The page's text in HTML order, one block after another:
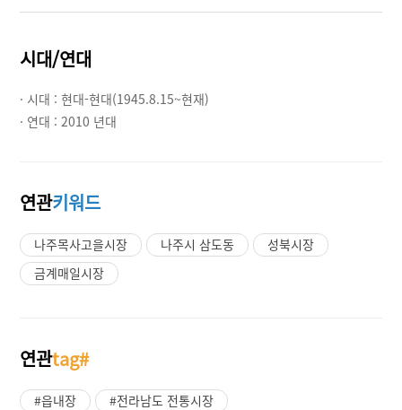
시대/연대
· 시대 :현대-현대(1945.8.15~현재)
· 연대 :2010 년대
연관키워드
나주목사고을시장 나주시 삼도동
성북시장
금계매일시장
연관tag#
#읍내장 #전라남도 전통시장